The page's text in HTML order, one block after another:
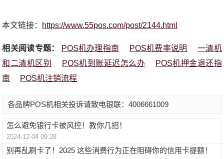
本文链接： https://www.55pos.com/post/2144.html
相关阅读专题： POS机办理指南 POS机费率说明
一清机
和二清机区别
POS机到账延迟怎么办
POS机押金退还指
南
POS机注销流程
各品牌POS机相关投诉请致电银联：4006661009
怎么避免银行卡被风控！教你几招！
2024-12-04 09:28
别再乱刷卡了！2025 这些消费行为正在阻碍你的信用卡提额！